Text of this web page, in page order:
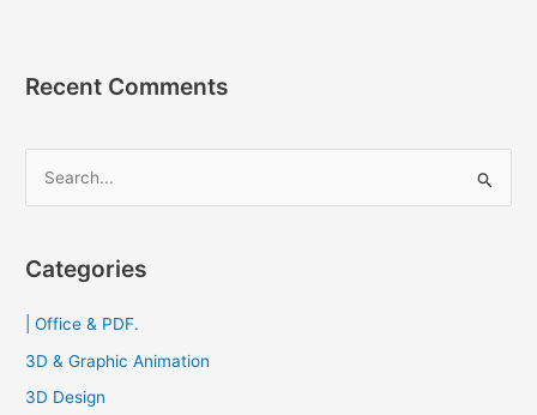
คุณภาพ
2023
Recent Comments
r
f
o
Categories
| Office & PDF.
3D & Graphic Animation
3D Design